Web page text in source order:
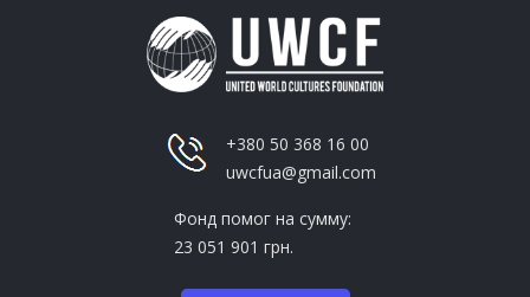
+380 50 368 16 00
uwcfua@gmail.com
Фонд помог на сумму:
23 051 901 грн.